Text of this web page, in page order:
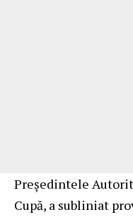
Președintele
Cupă, a subliniat